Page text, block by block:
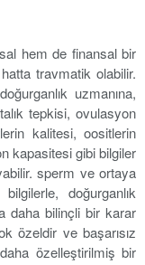
hem de finansal bir
hatta travmatik olabilir.
uzmanına,
tepkisi, ovulasyon
kalitesi, oositlerin
kapasitesi gibi bilgiler
sperm ve ortaya
doğurganlık
daha bilinçli bir karar
özeldir ve başarısız
özelleştirilmiş bir